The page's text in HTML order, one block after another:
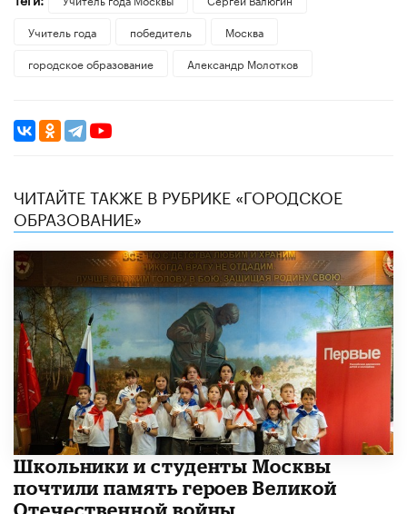
Учитель года
победитель
Москва
городское образование
​Александр Молотков
ЧИТАЙТЕ ТАКЖЕ В РУБРИКЕ «ГОРОДСКОЕ
ОБРАЗОВАНИЕ»
Школьники и студенты Москвы
почтили память героев Великой
Отечественной войны